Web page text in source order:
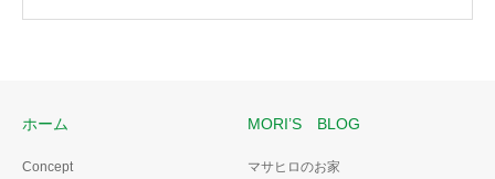
ホーム
Concept
MORI’S BLOG
マサヒロのお家